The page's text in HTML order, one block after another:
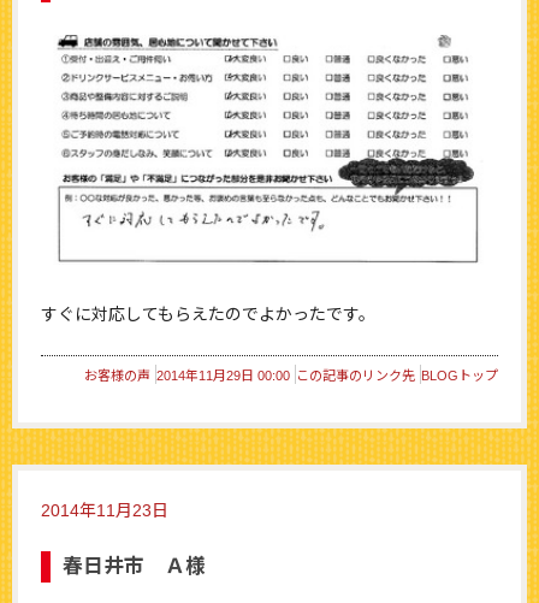
すぐに対応してもらえたのでよかったです。
お客様の声 2014年11月29日 00:00 この記事のリンク先 BLOGトップ
2014年11月23日
春日井市 Ａ様